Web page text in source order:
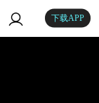
下载APP